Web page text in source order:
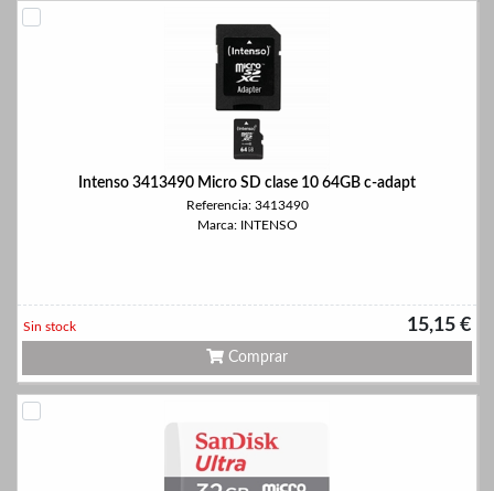
Intenso 3413490 Micro SD clase 10 64GB c-adapt
Referencia: 3413490
Marca: INTENSO
15,15 €
Sin stock
Comprar